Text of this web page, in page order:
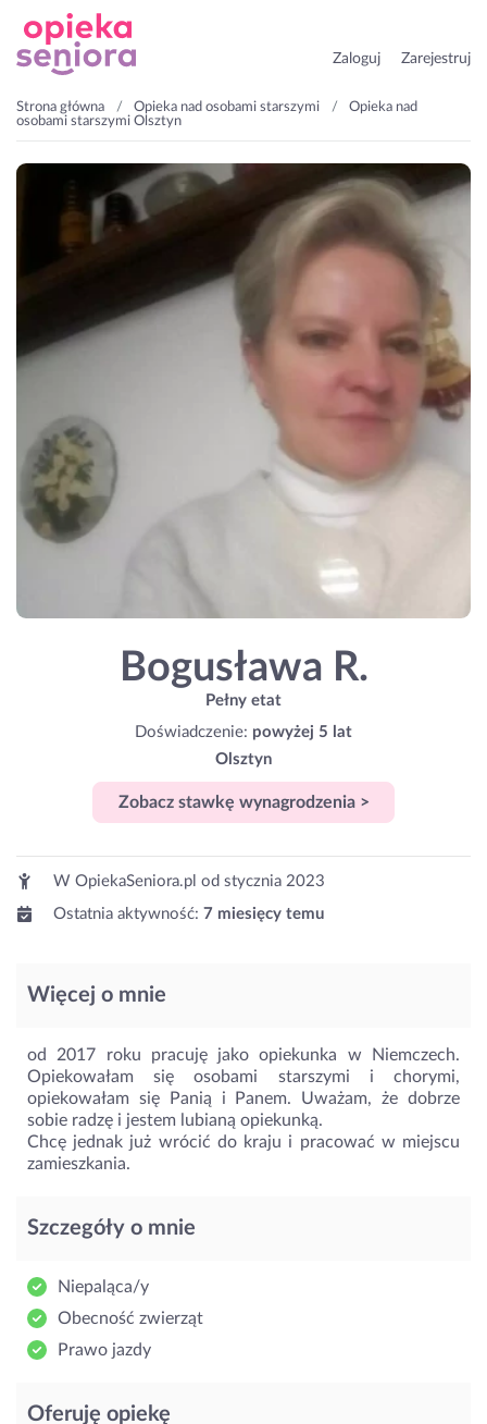
Zaloguj Zarejestruj
Strona główna Opieka nad osobami starszymi
Opieka nad
osobami starszymi Olsztyn
Bogusława R.
Pełny etat
Doświadczenie: powyżej 5 lat
Olsztyn
Zobacz stawkę wynagrodzenia >
W OpiekaSeniora.pl od stycznia 2023
Ostatnia aktywność: 7 miesięcy temu
Więcej o mnie
od 2017 roku pracuję jako opiekunka w Niemczech.
Opiekowałam się osobami starszymi i chorymi,
opiekowałam się Panią i Panem. Uważam, że dobrze
sobie radzę i jestem lubianą opiekunką.
Chcę jednak już wrócić do kraju i pracować w miejscu
zamieszkania.
Szczegóły o mnie
Niepaląca/y
Obecność zwierząt
Prawo jazdy
Oferuję opiekę